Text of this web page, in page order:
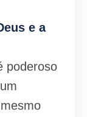
e a
poderoso